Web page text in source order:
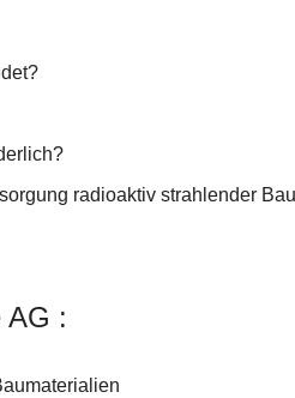
radioaktiv strahlender
AG :